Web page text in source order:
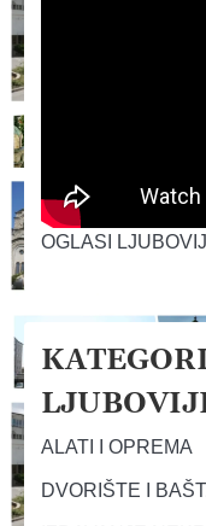
OGLASI
ALATI I OPREMA
DVORIŠTE I